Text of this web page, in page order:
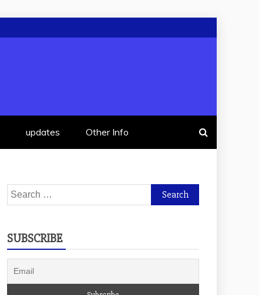
updates Other Info
Search
for:
SUBSCRIBE